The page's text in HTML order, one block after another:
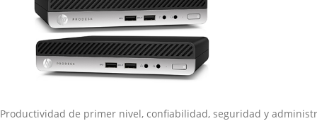
Productividad de primer nivel, confiabilidad, seguridad y